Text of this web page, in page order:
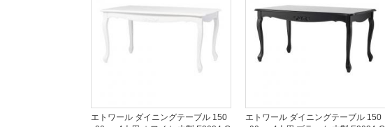
エトワール ダイニングテーブル 150
エトワール ダイニングテーブル 150